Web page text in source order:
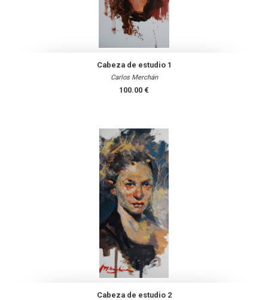
Cabeza de estudio 1
Carlos Merchán
100.00 €
Cabeza de estudio 2